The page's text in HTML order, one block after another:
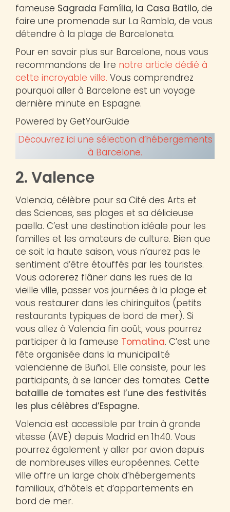
fameuse Sagrada Família, la Casa Batllo, de
faire une promenade sur La Rambla, de vous
détendre à la plage de Barceloneta.
Pour en savoir plus sur Barcelone, nous vous
recommandons de lire notre article dédié à
cette incroyable ville. Vous comprendrez
pourquoi aller à Barcelone est un voyage
dernière minute en Espagne.
Powered by GetYourGuide
Découvrez ici une sélection d’hébergements
à Barcelone.
2. Valence
Valencia, célèbre pour sa Cité des Arts et
des Sciences, ses plages et sa délicieuse
paella. C’est une destination idéale pour les
familles et les amateurs de culture. Bien que
ce soit la haute saison, vous n’aurez pas le
sentiment d’être étouffés par les touristes.
Vous adorerez flâner dans les rues de la
vieille ville, passer vos journées à la plage et
vous restaurer dans les chiringuitos (petits
restaurants typiques de bord de mer). Si
vous allez à Valencia fin août, vous pourrez
participer à la fameuse Tomatina. C’est une
fête organisée dans la municipalité
valencienne de Buñol. Elle consiste, pour les
participants, à se lancer des tomates. Cette
bataille de tomates est l’une des festivités
les plus célèbres d’Espagne.
Valencia est accessible par train à grande
vitesse (AVE) depuis Madrid en 1h40. Vous
pourrez également y aller par avion depuis
de nombreuses villes européennes. Cette
ville offre un large choix d’hébergements
familiaux, d’hôtels et d’appartements en
bord de mer.